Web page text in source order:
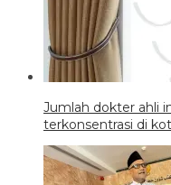
Jumlah dokter ahli
terkonsentrasi di